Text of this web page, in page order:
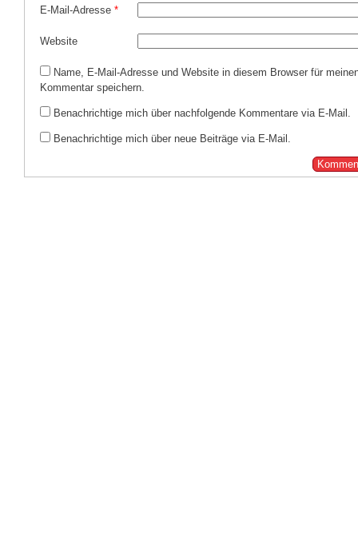
E-Mail-Adresse *
Website
Name, E-Mail-Adresse und Website in diesem Browser für
Kommentar speichern.
Benachrichtige mich über nachfolgende Kommentare via E-Mail.
Benachrichtige mich über neue Beiträge via E-Mail.